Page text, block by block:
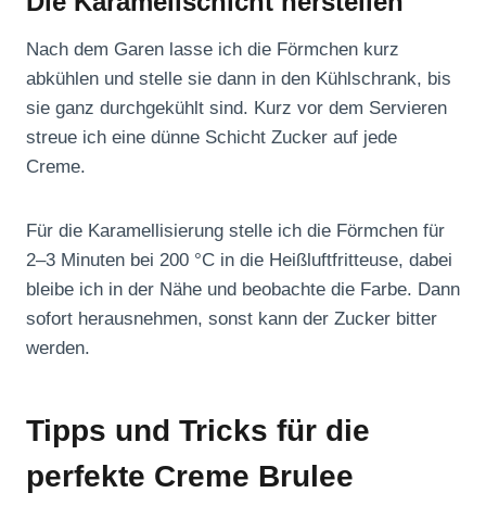
Nach dem Garen lasse ich die Förmchen kurz
abkühlen und stelle sie dann in den Kühlschrank, bis
sie ganz durchgekühlt sind. Kurz vor dem Servieren
streue ich eine dünne Schicht Zucker auf jede
Creme.
Für die Karamellisierung stelle ich die Förmchen für
2–3 Minuten bei 200 °C in die Heißluftfritteuse, dabei
bleibe ich in der Nähe und beobachte die Farbe. Dann
sofort herausnehmen, sonst kann der Zucker bitter
werden.
Tipps und Tricks für die
perfekte Creme Brulee